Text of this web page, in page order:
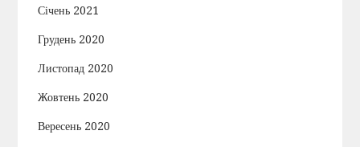
Січень 2021
Грудень 2020
Листопад 2020
Жовтень 2020
Вересень 2020